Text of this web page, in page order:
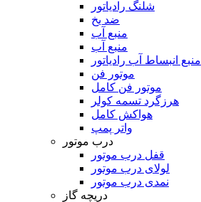
شلنگ رادیاتور
ضد یخ
منبع آب
منبع آب
منبع انبساط آب رادیاتور
موتور فن
موتور فن کامل
هرزگرد تسمه کولر
هواکش کامل
واتر پمپ
درب موتور
قفل درب موتور
لولای درب موتور
نمدی درب موتور
دریچه گاز